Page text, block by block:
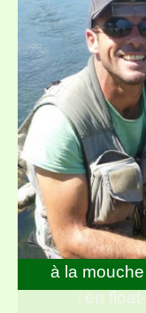
à la mouche
en